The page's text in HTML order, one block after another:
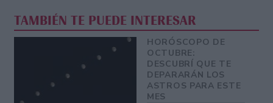
TAMBIÉN TE PUEDE INTERESAR
HORÓSCOPO DE
OCTUBRE:
DESCUBRÍ QUE TE
DEPARARÁN LOS
ASTROS PARA ESTE
MES